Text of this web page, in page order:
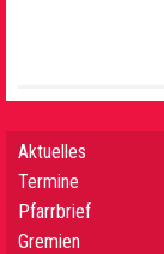
Aktuelles
Termine
Pfarrbrief
Gremien